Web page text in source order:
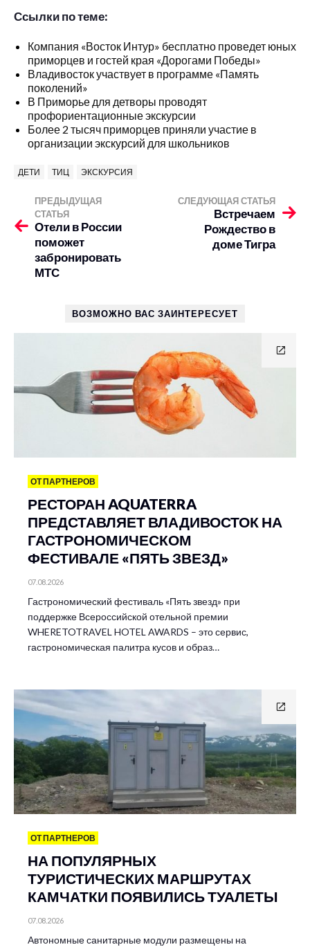
Ссылки по теме:
Компания «Восток Интур» бесплатно проведет юных
приморцев и гостей края «Дорогами Победы»
Владивосток участвует в программе «Память
поколений»
В Приморье для детворы проводят
профориентационные экскурсии
Более 2 тысяч приморцев приняли участие в
организации экскурсий для школьников
ДЕТИ ТИЦ ЭКСКУРСИЯ
ПРЕДЫДУЩАЯ
СТАТЬЯ
Отели в России
поможет
забронировать
МТС
СЛЕДУЮЩАЯ СТАТЬЯ
Встречаем
Рождество в
доме Тигра
ВОЗМОЖНО ВАС ЗАИНТЕРЕСУЕТ
ОТ ПАРТНЕРОВ
РЕСТОРАН AQUATERRA
ПРЕДСТАВЛЯЕТ ВЛАДИВОСТОК НА
ГАСТРОНОМИЧЕСКОМ
ФЕСТИВАЛЕ «ПЯТЬ ЗВЕЗД»
07.08.2026
Гастрономический фестиваль «Пять звезд» при
поддержке Всероссийской отельной премии
WHERETOTRAVEL HOTEL AWARDS – это сервис,
гастрономическая палитра кусов и образ…
ОТ ПАРТНЕРОВ
НА ПОПУЛЯРНЫХ
ТУРИСТИЧЕСКИХ МАРШРУТАХ
КАМЧАТКИ ПОЯВИЛИСЬ ТУАЛЕТЫ
07.08.2026
Автономные санитарные модули размещены на